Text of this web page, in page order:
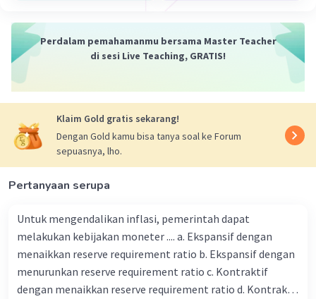
Iklan
Beri Rating·0.0(0) Balas
Perdalam pemahamanmu bersama Master Teacher
di sesi Live Teaching, GRATIS!
Klaim Gold gratis sekarang!
Dengan Gold kamu bisa tanya soal ke Forum
sepuasnya, lho.
Pertanyaan serupa
Untuk mengendalikan inflasi, pemerintah dapat
melakukan kebijakan moneter .... a. Ekspansif dengan
menaikkan reserve requirement ratio b. Ekspansif dengan
menurunkan reserve requirement ratio c. Kontraktif
dengan menaikkan reserve requirement ratio d. Kontraktif